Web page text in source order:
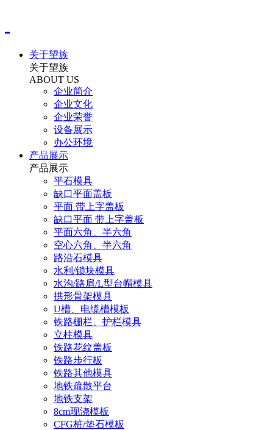
关于望族
关于望族
ABOUT US
企业简介
企业文化
企业荣誉
设备展示
办公环境
产品展示
产品展示
平石模具
缺口平面盖板
平面 带上字盖板
缺口平面 带上字盖板
平面六角、半六角
空心六角、半六角
路沿石模具
水利/锁块模具
水沟/路肩/L型台帽模具
拱形骨架模具
U槽、电缆槽模板
铁路栅栏、护栏模具
立柱模具
铁路花纹盖板
铁路步行板
铁路其他模具
地铁疏散平台
地铁支架
8cm现浇模板
CFG桩/垫石模板